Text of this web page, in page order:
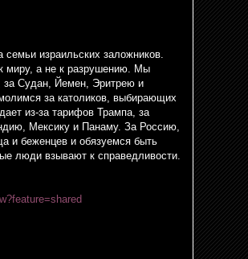
израильских заложников.
миру, а не к разрушению. Мы
за Судан, Йемен, Эритрею и
за католиков, выбирающих
из-за тарифов Трампа, за
Мексику и Панаму. За Россию,
и беженцев и обязуемся быть
люди взывают к справедливости.